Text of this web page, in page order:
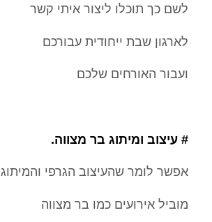
לשם כך תוכלו ליצור איתי קשר
לארגון שבת ייחודית עבורכם
ועבור האורחים שלכם
# עיצוב ומיתוג בר מצווה.
אפשר לומר שהעיצוב הגרפי והמיתוג
מוביל אירועים כמו בר מצווה